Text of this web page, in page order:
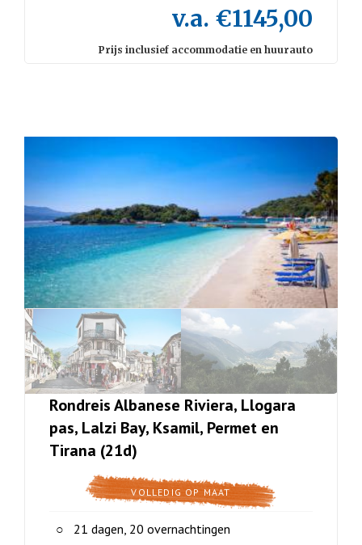
v.a. €1145,00
Prijs inclusief accommodatie en huurauto
Rondreis Albanese Riviera, Llogara
pas, Lalzi Bay, Ksamil, Permet en
Tirana (21d)
VOLLEDIG OP MAAT
21 dagen, 20 overnachtingen